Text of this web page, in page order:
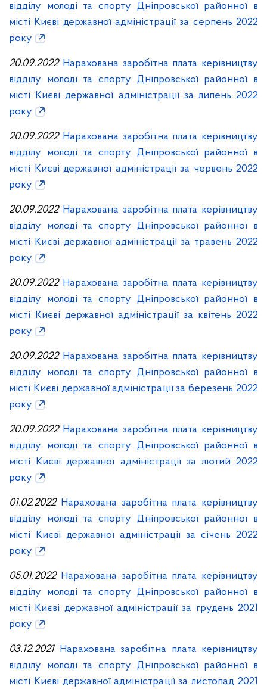
відділу молоді та спорту Дніпровської районної в
місті Києві державної адміністрації за серпень 2022
року
20.09.2022 Нарахована заробітна плата керівництву
відділу молоді та спорту Дніпровської районної в
місті Києві державної адміністрації за липень 2022
року
20.09.2022 Нарахована заробітна плата керівництву
відділу молоді та спорту Дніпровської районної в
місті Києві державної адміністрації за червень 2022
року
20.09.2022 Нарахована заробітна плата керівництву
відділу молоді та спорту Дніпровської районної в
місті Києві державної адміністрації за травень 2022
року
20.09.2022 Нарахована заробітна плата керівництву
відділу молоді та спорту Дніпровської районної в
місті Києві державної адміністрації за квітень 2022
року
20.09.2022 Нарахована заробітна плата керівництву
відділу молоді та спорту Дніпровської районної в
місті Києві державної адміністрації за березень 2022
року
20.09.2022 Нарахована заробітна плата керівництву
відділу молоді та спорту Дніпровської районної в
місті Києві державної адміністрації за лютий 2022
року
01.02.2022 Нарахована заробітна плата керівництву
відділу молоді та спорту Дніпровської районної в
місті Києві державної адміністрації за січень 2022
року
05.01.2022 Нарахована заробітна плата керівництву
відділу молоді та спорту Дніпровської районної в
місті Києві державної адміністрації за грудень 2021
року
03.12.2021 Нарахована заробітна плата керівництву
відділу молоді та спорту Дніпровської районної в
місті Києві державної адміністрації за листопад 2021